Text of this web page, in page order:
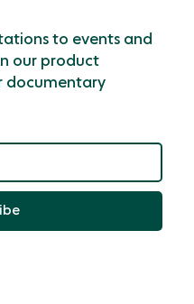
to events and
our product
documentary